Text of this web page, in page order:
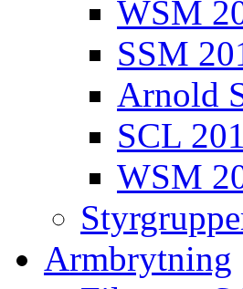
WSM
SSM
Arnold
SCL
WSM
Armbrytning